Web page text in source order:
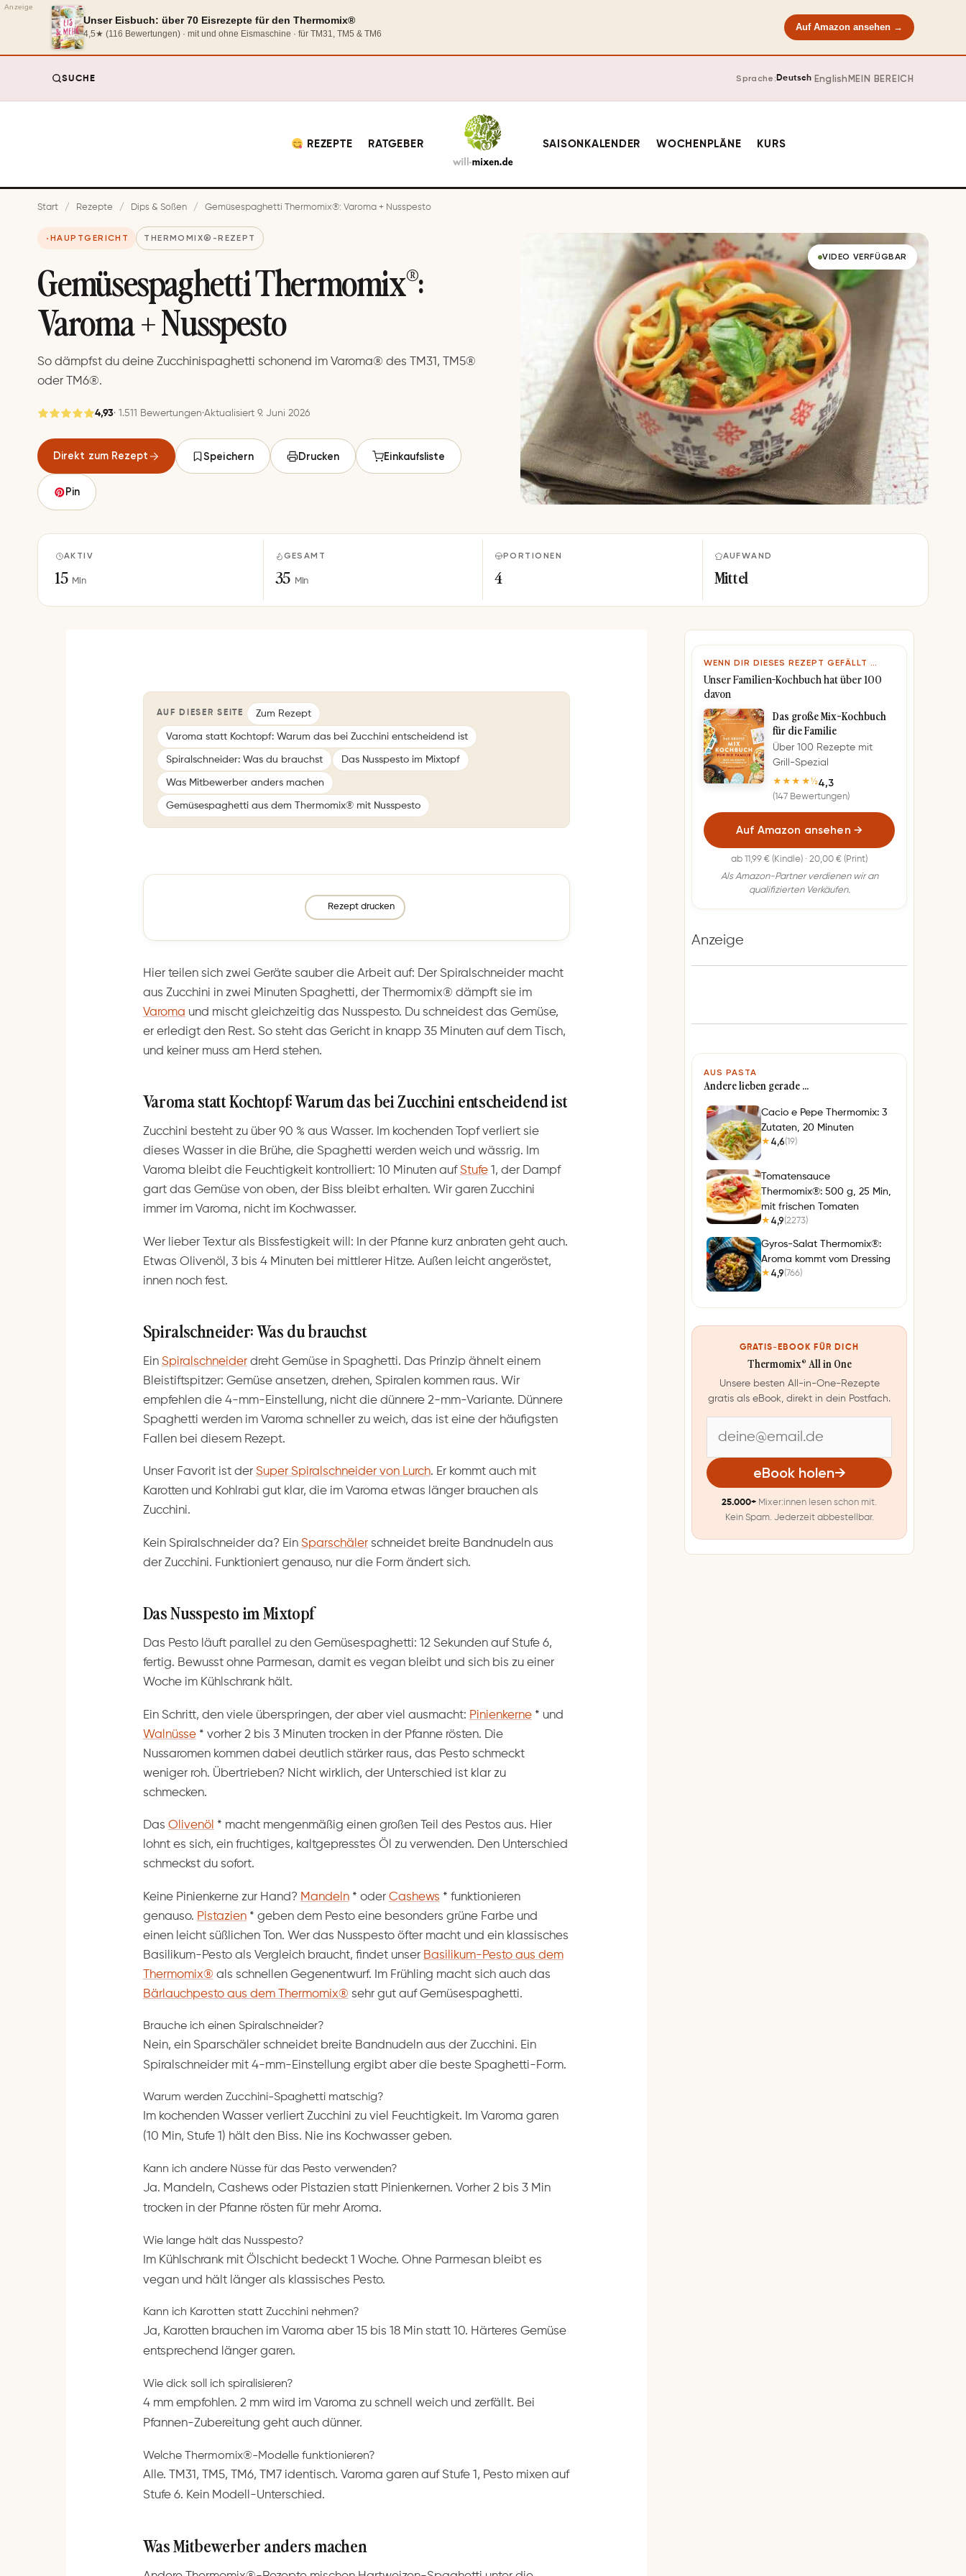
Anzeige
Unser Eisbuch: über 70 Eisrezepte für den Thermomix®
4,5★ (116 Bewertungen) · mit und ohne Eismaschine · für TM31, TM5 & TM6
Auf Amazon ansehen →
SUCHE Sprache:Deutsch· EnglishMEIN BEREICH
REZEPTE RATGEBER SAISONKALENDER WOCHENPLÄNE KURS
Start / Rezepte / Dips & Soßen / Gemüsespaghetti Thermomix®: Varoma + Nusspesto
HAUPTGERICHT THERMOMIX®-REZEPT
Gemüsespaghetti Thermomix®:
Varoma + Nusspesto
So dämpfst du deine Zucchinispaghetti schonend im Varoma® des TM31, TM5®
oder TM6®.
4,93· 1.511 Bewertungen·Aktualisiert 9. Juni 2026
Direkt zum Rezept
Gespeichert
Speichern
Speichern Drucken Einkaufsliste
Pin
VIDEO VERFÜGBAR
AKTIV
15 Min
GESAMT
35 Min
PORTIONEN
4
AUFWAND
Mittel
AUF DIESER SEITE Zum Rezept
Varoma statt Kochtopf: Warum das bei Zucchini entscheidend ist
Spiralschneider: Was du brauchst Das Nusspesto im Mixtopf
Was Mitbewerber anders machen
Gemüsespaghetti aus dem Thermomix® mit Nusspesto
Rezept drucken
Hier teilen sich zwei Geräte sauber die Arbeit auf: Der Spiralschneider macht
aus Zucchini in zwei Minuten Spaghetti, der Thermomix® dämpft sie im
Varoma und mischt gleichzeitig das Nusspesto. Du schneidest das Gemüse,
er erledigt den Rest. So steht das Gericht in knapp 35 Minuten auf dem Tisch,
und keiner muss am Herd stehen.
Varoma statt Kochtopf: Warum das bei Zucchini entscheidend ist
Zucchini besteht zu über 90 % aus Wasser. Im kochenden Topf verliert sie
dieses Wasser in die Brühe, die Spaghetti werden weich und wässrig. Im
Varoma bleibt die Feuchtigkeit kontrolliert: 10 Minuten aufStufe1, der Dampf
gart das Gemüse von oben, der Biss bleibt erhalten. Wir garen Zucchini
immer im Varoma, nicht im Kochwasser.
Wer lieber Textur als Bissfestigkeit will: In der Pfanne kurz anbraten geht auch.
Etwas Olivenöl, 3 bis 4 Minuten bei mittlerer Hitze. Außen leicht angeröstet,
innen noch fest.
Spiralschneider: Was du brauchst
Ein Spiralschneiderdreht Gemüse in Spaghetti. Das Prinzip ähnelt einem
Bleistiftspitzer: Gemüse ansetzen, drehen, Spiralen kommen raus. Wir
empfehlen die 4-mm-Einstellung, nicht die dünnere 2-mm-Variante. Dünnere
Spaghetti werden im Varoma schneller zu weich, das ist eine der häufigsten
Fallen bei diesem Rezept.
Unser Favorit ist der Super Spiralschneider von Lurch. Er kommt auch mit
Karotten und Kohlrabi gut klar, die im Varoma etwas länger brauchen als
Zucchini.
Kein Spiralschneider da? Ein Sparschälerschneidet breite Bandnudeln aus
der Zucchini. Funktioniert genauso, nur die Form ändert sich.
Das Nusspesto im Mixtopf
Das Pesto läuft parallel zu den Gemüsespaghetti: 12 Sekunden auf Stufe 6,
fertig. Bewusst ohne Parmesan, damit es vegan bleibt und sich bis zu einer
Woche im Kühlschrank hält.
Ein Schritt, den viele überspringen, der aber viel ausmacht: Pinienkerne * und
Walnüsse * vorher 2 bis 3 Minuten trocken in der Pfanne rösten. Die
Nussaromen kommen dabei deutlich stärker raus, das Pesto schmeckt
weniger roh. Übertrieben? Nicht wirklich, der Unterschied ist klar zu
schmecken.
Das Olivenöl * macht mengenmäßig einen großen Teil des Pestos aus. Hier
lohnt es sich, ein fruchtiges, kaltgepresstes Öl zu verwenden. Den Unterschied
schmeckst du sofort.
Keine Pinienkerne zur Hand? Mandeln * oder Cashews * funktionieren
genauso. Pistazien * geben dem Pesto eine besonders grüne Farbe und
einen leicht süßlichen Ton. Wer das Nusspesto öfter macht und ein klassisches
Basilikum-Pesto als Vergleich braucht, findet unser Basilikum-Pesto aus dem
Thermomix® als schnellen Gegenentwurf. Im Frühling macht sich auch das
Bärlauchpesto aus dem Thermomix® sehr gut auf Gemüsespaghetti.
Brauche ich einen Spiralschneider?
Nein, ein Sparschäler schneidet breite Bandnudeln aus der Zucchini. Ein
Spiralschneider mit 4-mm-Einstellung ergibt aber die beste Spaghetti-Form.
Warum werden Zucchini-Spaghetti matschig?
Im kochenden Wasser verliert Zucchini zu viel Feuchtigkeit. Im Varoma garen
(10 Min, Stufe 1) hält den Biss. Nie ins Kochwasser geben.
Kann ich andere Nüsse für das Pesto verwenden?
Ja. Mandeln, Cashews oder Pistazien statt Pinienkernen. Vorher 2 bis 3 Min
trocken in der Pfanne rösten für mehr Aroma.
Wie lange hält das Nusspesto?
Im Kühlschrank mit Ölschicht bedeckt 1 Woche. Ohne Parmesan bleibt es
vegan und hält länger als klassisches Pesto.
Kann ich Karotten statt Zucchini nehmen?
Ja, Karotten brauchen im Varoma aber 15 bis 18 Min statt 10. Härteres Gemüse
entsprechend länger garen.
Wie dick soll ich spiralisieren?
4 mm empfohlen. 2 mm wird im Varoma zu schnell weich und zerfällt. Bei
Pfannen-Zubereitung geht auch dünner.
Welche Thermomix®-Modelle funktionieren?
Alle. TM31, TM5, TM6, TM7 identisch. Varoma garen auf Stufe 1, Pesto mixen auf
Stufe 6. Kein Modell-Unterschied.
Was Mitbewerber anders machen
WENN DIR DIESES REZEPT GEFÄLLT …
Unser Familien-Kochbuch hat über 100
davon
Das große Mix-Kochbuch
für die Familie
Über 100 Rezepte mit
Grill-Spezial
★★★★½4,3
(147 Bewertungen)
Auf Amazon ansehen →
ab 11,99 € (Kindle) · 20,00 € (Print)
Als Amazon-Partner verdienen wir an
qualifizierten Verkäufen.
Anzeige
AUS PASTA
Andere lieben gerade …
Cacio e Pepe Thermomix: 3
Zutaten, 20 Minuten
★ 4,6(19)
Tomatensauce
Thermomix®: 500 g, 25 Min,
mit frischen Tomaten
★ 4,9(2273)
Gyros-Salat Thermomix®:
Aroma kommt vom Dressing
★ 4,9(766)
GRATIS-EBOOK FÜR DICH
Thermomix® All in One
Unsere besten All-in-One-Rezepte
gratis als eBook, direkt in dein Postfach.
-
M
eBook holen→
25.000+ Mixer:innen lesen schon mit.
Kein Spam. Jederzeit abbestellbar.